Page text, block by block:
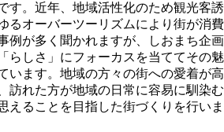
す。近年、地域活性化のため観光客誘
るオーバーツーリズムにより街が消費
例が多く聞かれますが、しおまち企画
らしさ」にフォーカスを当ててその魅
います。地域の方々の街への愛着が高
訪れた方が地域の日常に容易に馴染む
えることを目指した街づくりを行いま